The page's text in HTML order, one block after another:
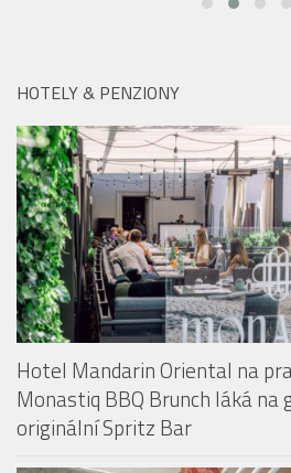
Hotel Mandarin Oriental na
Monastiq BBQ Brunch láká
originální Spritz Bar